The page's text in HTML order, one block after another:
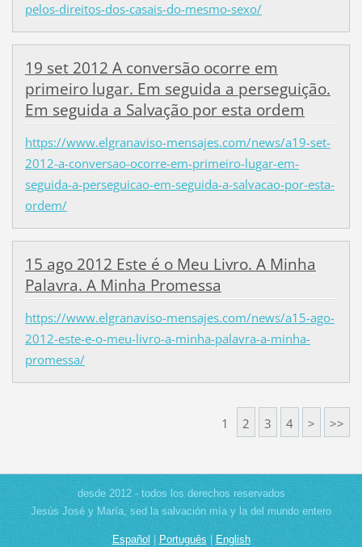
pelos-direitos-dos-casais-do-mesmo-sexo/
19 set 2012 A conversão ocorre em
primeiro lugar. Em seguida a perseguição.
Em seguida a Salvação por esta ordem
https://www.elgranaviso-mensajes.com/news/a19-set-
2012-a-conversao-ocorre-em-primeiro-lugar-em-
seguida-a-perseguicao-em-seguida-a-salvacao-por-esta-
ordem/
15 ago 2012 Este é o Meu Livro. A Minha
Palavra. A Minha Promessa
https://www.elgranaviso-mensajes.com/news/a15-ago-
2012-este-e-o-meu-livro-a-minha-palavra-a-minha-
promessa/
1 2 3 4 > >>
desde 2012 - todos los derechos reservados
Jesús José y María, sed la salvación mía y la del mundo entero
Español |Português|English